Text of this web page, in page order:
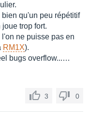
qu'un peu répétitif
trop fort.
ne puisse pas en
RM1X).
bugs overflow...…
3 0